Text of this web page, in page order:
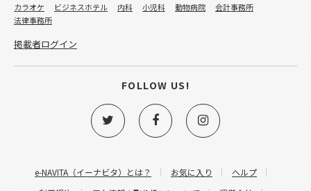
e-NAVITA（イーナビタ）とは？ お気に入り
ヘルプ
カラオケ
ビジネスホテル 内科 小児科 動物病院
会計事務所
法律事務所
掲載者ログイン
FOLLOW US!